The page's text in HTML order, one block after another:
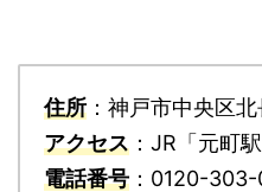
住所 ：神戸市中央区
アクセス ：JR「元町
電話番号 ：0120-